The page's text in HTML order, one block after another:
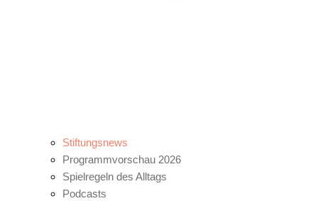
Stiftungsnews
Programmvorschau 2026
Spielregeln des Alltags
Podcasts